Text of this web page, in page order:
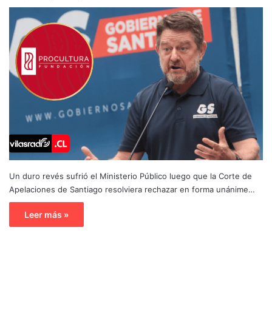
Un duro revés sufrió el Ministerio Público luego que la Corte de
Apelaciones de Santiago resolviera rechazar en forma unánime…
Leer más »